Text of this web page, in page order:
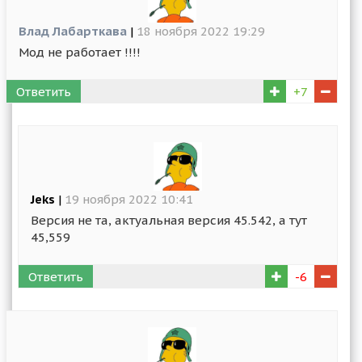
Влад Лабарткава | 18 ноября 2022 19:29
Мод не работает !!!!
Ответить +7
Jeks | 19 ноября 2022 10:41
Версия не та, актуальная версия 45.542, а тут
45,559
Ответить -6